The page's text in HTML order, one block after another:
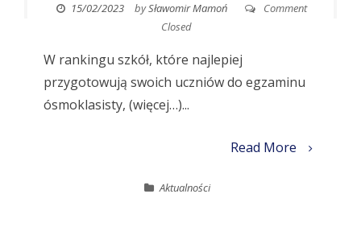
15/02/2023 bySławomir Mamoń
Comment
Closed
W rankingu szkół, które najlepiej
przygotowują swoich uczniów do egzaminu
ósmoklasisty, (więcej…)...
Read More
Aktualności